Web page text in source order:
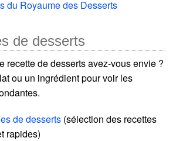
du Royaume des Desserts
de desserts
recette de desserts avez-vous envie ?
ou un ingrédient pour voir les
de desserts (sélection des recettes
rapides)